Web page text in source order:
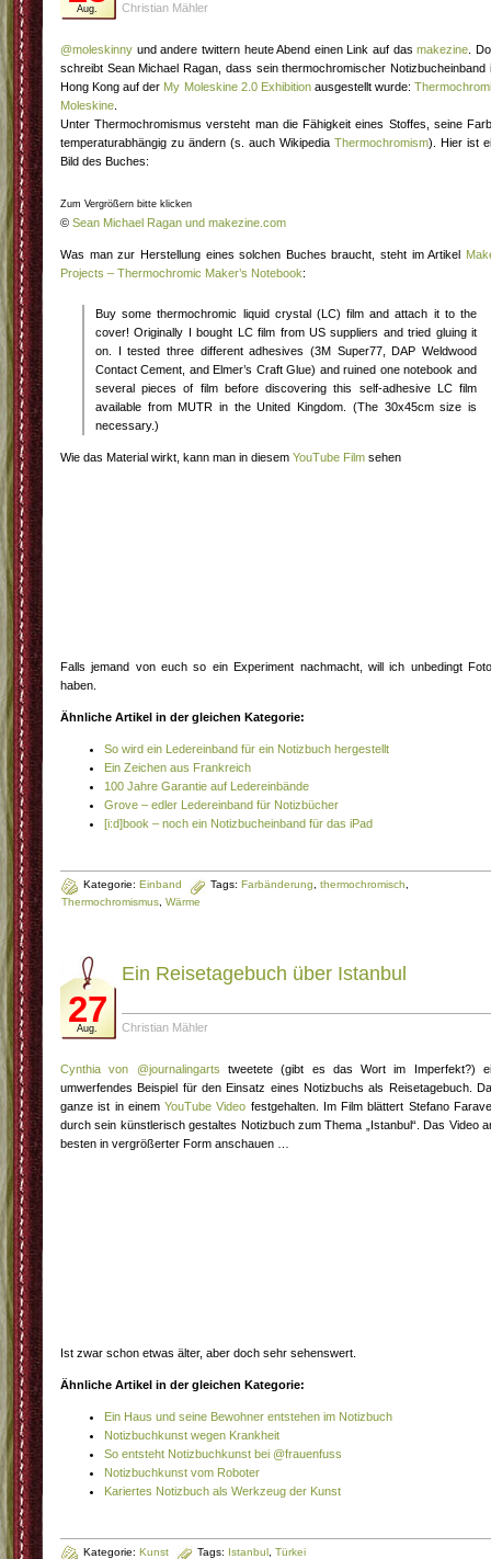
Aug. Christian Mähler
@moleskinny und andere twittern heute Abend einen Link auf dasmakezine .
schreibt Sean Michael Ragan, dass sein thermochromischer Notizbucheinband
Hong Kong auf der My Moleskine 2.0 Exhibitionausgestellt wurde:
Moleskine
Unter Thermochromismus versteht man die Fähigkeit eines Stoffes, seine
temperaturabhängig zu ändern (s. auch Wikipedia Thermochromism). Hier ist
Bild des Buches:
Zum Vergrößern bitte klicken
© Sean Michael Ragan und makezine.com
Was man zur Herstellung eines solchen Buches braucht, steht im Artikel
Projects – Thermochromic Maker’s Notebook:
Buy some thermochromic liquid crystal (LC) film and attach it to the
cover! Originally I bought LC film from US suppliers and tried gluing it
on. I tested three different adhesives (3M Super77, DAP Weldwood
Contact Cement, and Elmer’s Craft Glue) and ruined one notebook and
several pieces of film before discovering this self-adhesive LC film
available from MUTR in the United Kingdom. (The 30x45cm size is
necessary.)
Wie das Material wirkt, kann man in diesem YouTube Film sehen
Falls jemand von euch so ein Experiment nachmacht, will ich unbedingt
haben.
Ähnliche Artikel in der gleichen Kategorie:
So wird ein Ledereinband für ein Notizbuch hergestellt
Ein Zeichen aus Frankreich
100 Jahre Garantie auf Ledereinbände
Grove – edler Ledereinband für Notizbücher
[i:d]book – noch ein Notizbucheinband für das iPad
Kategorie: Einband Tags: Farbänderung thermochromisch
Thermochromismus Wärme
27
Aug.
Ein Reisetagebuch über Istanbul
Christian Mähler
Cynthia von @journalingarts tweetete (gibt es das Wort im Imperfekt?)
umwerfendes Beispiel für den Einsatz eines Notizbuchs als Reisetagebuch.
ganze ist in einemYouTube Video festgehalten. Im Film blättert Stefano
durch sein künstlerisch gestaltes Notizbuch zum Thema „Istanbul“. Das Video
besten in vergrößerter Form anschauen …
Ist zwar schon etwas älter, aber doch sehr sehenswert.
Ähnliche Artikel in der gleichen Kategorie:
Ein Haus und seine Bewohner entstehen im Notizbuch
Notizbuchkunst wegen Krankheit
So entsteht Notizbuchkunst bei @frauenfuss
Notizbuchkunst vom Roboter
Kariertes Notizbuch als Werkzeug der Kunst
Kategorie: Kunst Tags: Istanbul Türkei